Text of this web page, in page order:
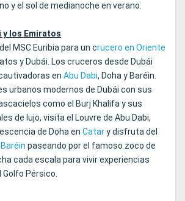
y el sol de medianoche en verano.
y los Emiratos
MSC Euribia para un crucero en Oriente
y Dubái. Los cruceros desde Dubái
en Abu Dabi, Doha y Baréin.
urbanos modernos de Dubái con sus
como el Burj Khalifa y sus
de lujo, visita el Louvre de Abu Dabi,
de Doha en Catary disfruta del
Baréin paseando por el famoso zoco de
cada escala para vivir experiencias
Pérsico.